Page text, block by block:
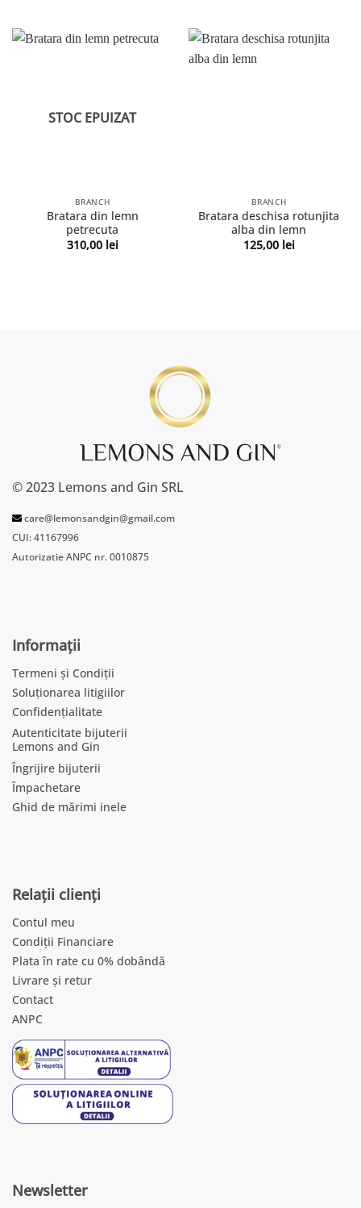
STOC EPUIZAT
BRANCH
Bratara din lemn
petrecuta
310,00 lei
BRANCH
Bratara deschisa rotunjita
alba din lemn
125,00 lei
© 2023 Lemons and Gin SRL
care@lemonsandgin@gmail.com
CUI: 41167996
Autorizatie ANPC nr. 0010875
Informații
Termeni și Condiții
Soluționarea litigiilor
Confidențialitate
Autenticitate bijuterii
Lemons and Gin
Îngrijire bijuterii
Împachetare
Ghid de mărimi inele
Relații clienți
Contul meu
Condiții Financiare
Plata în rate cu 0% dobândă
Livrare și retur
Contact
ANPC
Newsletter